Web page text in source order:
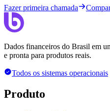
Fazer primeira chamada
Dados financeiros do Brasil em
e pronta para produtos reais.
Todos os sistemas operacionais
Produto